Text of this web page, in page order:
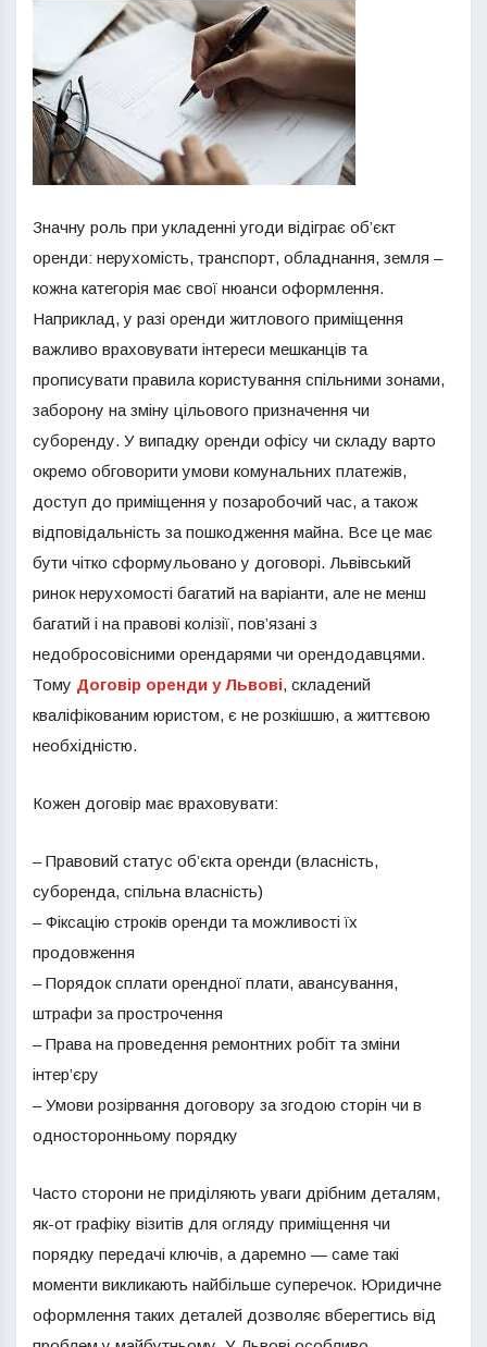
Значну роль при укладенні угоди відіграє об’єкт
оренди: нерухомість, транспорт, обладнання, земля –
кожна категорія має свої нюанси оформлення.
Наприклад, у разі оренди житлового приміщення
важливо враховувати інтереси мешканців та
прописувати правила користування спільними зонами,
заборону на зміну цільового призначення чи
суборенду. У випадку оренди офісу чи складу варто
окремо обговорити умови комунальних платежів,
доступ до приміщення у позаробочий час, а також
відповідальність за пошкодження майна. Все це має
бути чітко сформульовано у договорі. Львівський
ринок нерухомості багатий на варіанти, але не менш
багатий і на правові колізії, пов’язані з
недобросовісними орендарями чи орендодавцями.
Тому Договір оренди у Львові, складений
кваліфікованим юристом, є не розкішшю, а життєвою
необхідністю.
Кожен договір має враховувати:
– Правовий статус об’єкта оренди (власність,
суборенда, спільна власність)
– Фіксацію строків оренди та можливості їх
продовження
– Порядок сплати орендної плати, авансування,
штрафи за прострочення
– Права на проведення ремонтних робіт та зміни
інтер’єру
– Умови розірвання договору за згодою сторін чи в
односторонньому порядку
Часто сторони не приділяють уваги дрібним деталям,
як-от графіку візитів для огляду приміщення чи
порядку передачі ключів, а даремно — саме такі
моменти викликають найбільше суперечок. Юридичне
оформлення таких деталей дозволяє вберегтись від